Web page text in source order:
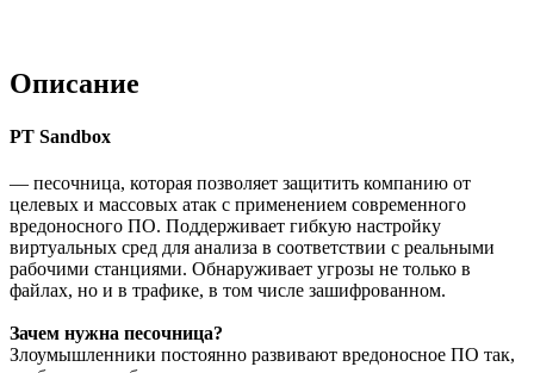
Описание
PT Sandbox
— песочница, которая позволяет защитить компанию от
целевых и массовых атак с применением современного
вредоносного ПО. Поддерживает гибкую настройку
виртуальных сред для анализа в соответствии с реальными
рабочими станциями. Обнаруживает угрозы не только в
файлах, но и в трафике, в том числе зашифрованном.
Зачем нужна песочница?
Злоумышленники постоянно развивают вредоносное ПО так,